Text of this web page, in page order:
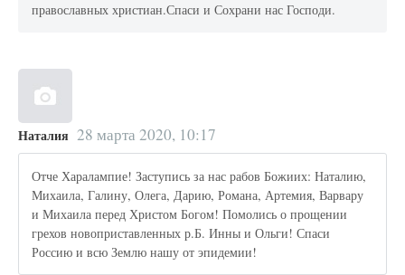
православных христиан.Спаси и Сохрани нас Господи.
Наталия 28 марта 2020, 10:17
Отче Харалампие! Заступись за нас рабов Божиих: Наталию,
Михаила, Галину, Олега, Дарию, Романа, Артемия, Варвару
и Михаила перед Христом Богом! Помолись о прощении
грехов новоприставленных р.Б. Инны и Ольги! Спаси
Россию и всю Землю нашу от эпидемии!